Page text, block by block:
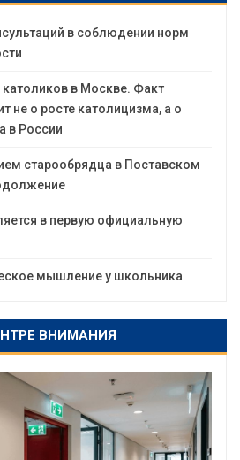
в соблюдении норм
в Москве. Факт
не о росте католицизма, а о
в России
старообрядца в Поставском
в первую официальную
мышление у школьника
ВНИМАНИЯ